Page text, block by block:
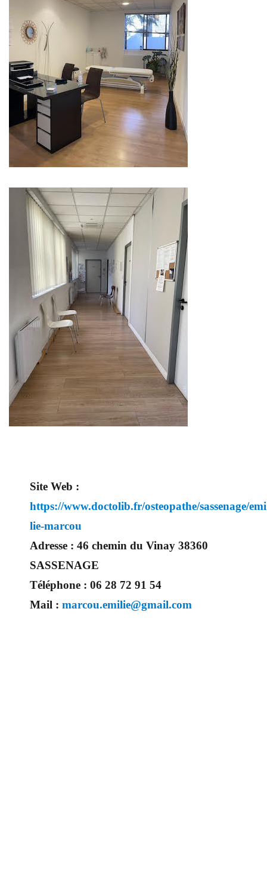
Site Web :
https://www.doctolib.fr/osteopathe/sassenage/emi
lie-marcou
Adresse : 46 chemin du Vinay 38360
SASSENAGE
Téléphone : 06 28 72 91 54
Mail : marcou.emilie@gmail.com